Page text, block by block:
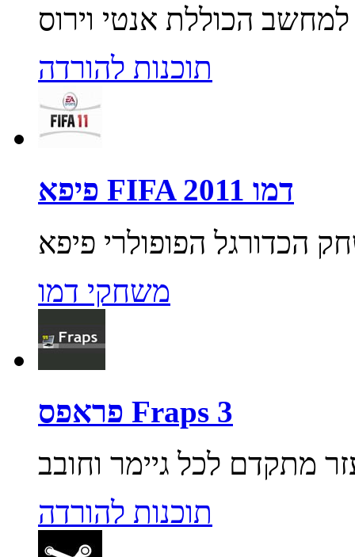
תוכנות להורדה
פיפא FIFA 2011 דמו
משחקי דמו
פראפס Fraps 3
תוכנות להורדה